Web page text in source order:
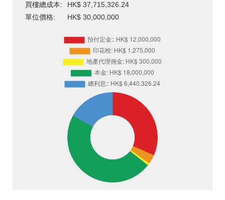
買樓總成本:
HK$ 37,715,326.24
單位價格:
HK$ 30,000,000